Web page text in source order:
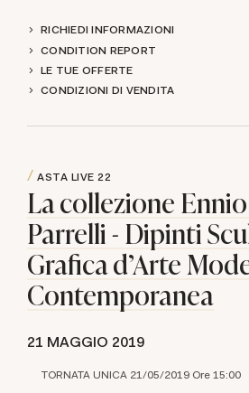
RICHIEDI INFORMAZIONI
CONDITION REPORT
LE TUE OFFERTE
CONDIZIONI DI VENDITA
ASTA LIVE 22
La collezione
Parrelli - Dipinti
Grafica d'Arte
Contemporanea
21 MAGGIO 2019
TORNATA UNICA 21/05/2019 Ore 15:00